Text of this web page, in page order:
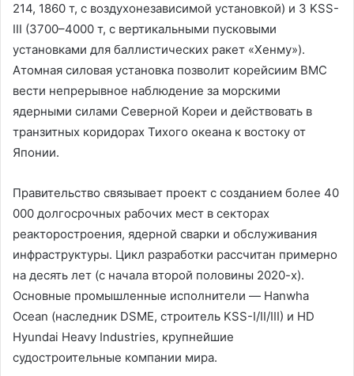
214, 1860 т, с воздухонезависимой установкой) и 3 KSS-
III (3700–4000 т, с вертикальными пусковыми
установками для баллистических ракет «Хенму»).
Атомная силовая установка позволит корейсиим ВМС
вести непрерывное наблюдение за морскими
ядерными силами Северной Кореи и действовать в
транзитных коридорах Тихого океана к востоку от
Японии.
Правительство связывает проект с созданием более 40
000 долгосрочных рабочих мест в секторах
реакторостроения, ядерной сварки и обслуживания
инфраструктуры. Цикл разработки рассчитан примерно
на десять лет (с начала второй половины 2020-х).
Основные промышленные исполнители — Hanwha
Ocean (наследник DSME, строитель KSS-I/II/III) и HD
Hyundai Heavy Industries, крупнейшие
судостроительные компании мира.